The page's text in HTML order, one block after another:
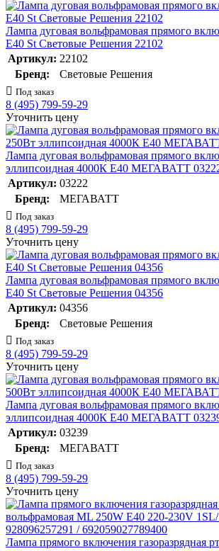
Лампа дуговая вольфрамовая прямого
E40 St Световые Решения 22102
Артикул: 22102
Бренд:
Световые Решения
Под заказ
8 (495) 799-59-29
Уточнить цену
Лампа дуговая вольфрамовая прямого
эллипсоидная 4000К E40 МЕГАВАТТ
Артикул: 03222
Бренд:
МЕГАВАТТ
Под заказ
8 (495) 799-59-29
Уточнить цену
Лампа дуговая вольфрамовая прямого
E40 St Световые Решения 04356
Артикул: 04356
Бренд:
Световые Решения
Под заказ
8 (495) 799-59-29
Уточнить цену
Лампа дуговая вольфрамовая прямого
эллипсоидная 4000К E40 МЕГАВАТТ
Артикул: 03239
Бренд:
МЕГАВАТТ
Под заказ
8 (495) 799-59-29
Уточнить цену
Лампа прямого включения газоразрядная